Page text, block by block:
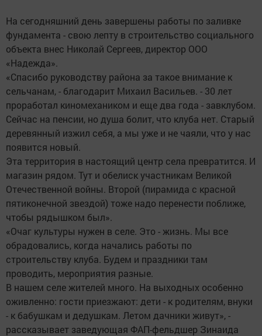
На сегодняшний день завершены работы по заливке
фундамента - свою лепту в строительство социального
объекта внес Николай Сергеев, директор ООО
«Надежда».
«Спасибо руководству района за такое внимание к
сельчанам, - благодарит Михаил Васильев. - 30 лет
проработал киномехаником и еще два года - завклубом.
Сейчас на пенсии, но душа болит, что клуба нет. Старый
деревянный изжил себя, а мы уже и не чаяли, что у нас
появится новый.
Эта территория в настоящий центр села превратится. И
магазин рядом. Тут и обелиск участникам Великой
Отечественной войны. Второй (пирамида с красной
пятиконечной звездой) тоже надо перенести поближе,
чтобы рядышком был».
«Очаг культуры нужен в селе. Это - жизнь. Мы все
обрадовались, когда начались работы по
строительству клуба. Будем и праздники там
проводить, мероприятия разные.
В нашем селе жителей много. На выходных особенно
оживленно: гости приезжают: дети - к родителям, внуки
- к бабушкам и дедушкам. Летом дачники живут», -
рассказывает заведующая ФАП-фельдшер Зинаида